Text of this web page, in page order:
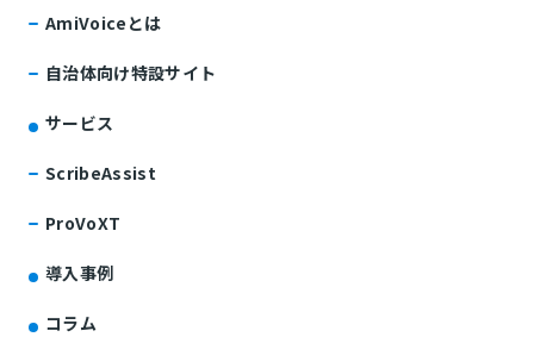
AmiVoiceとは
自治体向け特設サイト
サービス
ScribeAssist
ProVoXT
導入事例
コラム